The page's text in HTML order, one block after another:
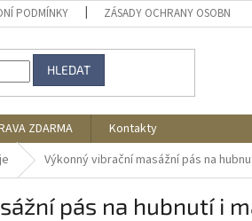
PODMÍNKY ZÁSADY OCHRANY OSOBNÍCH
HLEDAT
ZDARMA
Kontakty
Výkonný vibrační masážní pás na
pás na hubnutí i